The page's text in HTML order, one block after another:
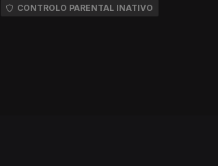
CONTROLO PARENTAL INATIVO